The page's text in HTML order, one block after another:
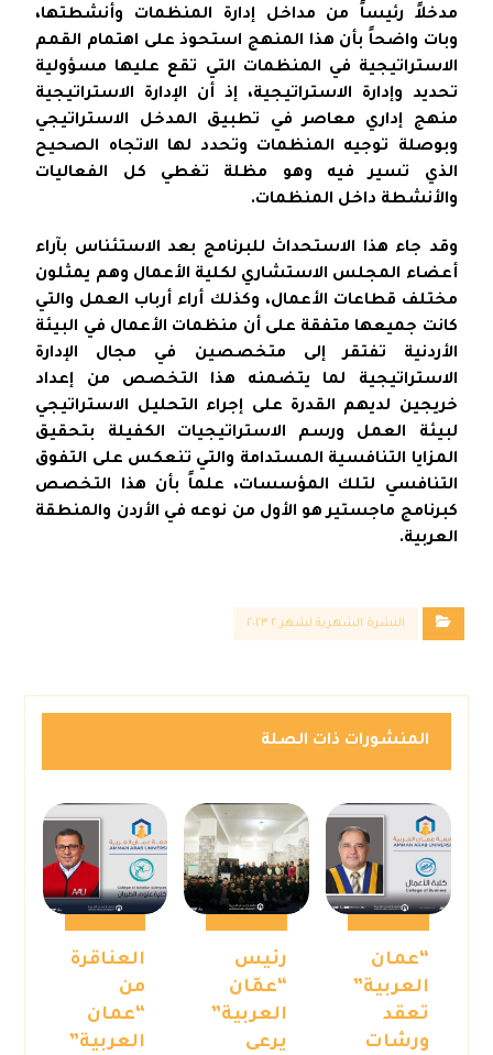
مدخلاً رئيساً من مداخل إدارة المنظمات وأنشطتها،
وبات واضحاً بأن هذا المنهج استحوذ على اهتمام القمم
الاستراتيجية في المنظمات التي تقع عليها مسؤولية
تحديد وإدارة الاستراتيجية، إذ أن الإدارة الاستراتيجية
منهج إداري معاصر في تطبيق المدخل الاستراتيجي
وبوصلة توجيه المنظمات وتحدد لها الاتجاه الصحيح
الذي تسير فيه وهو مظلة تغطي كل الفعاليات
والأنشطة داخل المنظمات.
وقد جاء هذا الاستحداث للبرنامج بعد الاستئناس بآراء
أعضاء المجلس الاستشاري لكلية الأعمال وهم يمثلون
مختلف قطاعات الأعمال، وكذلك أراء أرباب العمل والتي
كانت جميعها متفقة على أن منظمات الأعمال في البيئة
الأردنية تفتقر إلى متخصصين في مجال الإدارة
الاستراتيجية لما يتضمنه هذا التخصص من إعداد
خريجين لديهم القدرة على إجراء التحليل الاستراتيجي
لبيئة العمل ورسم الاستراتيجيات الكفيلة بتحقيق
المزايا التنافسية المستدامة والتي تنعكس على التفوق
التنافسي لتلك المؤسسات، علماً بأن هذا التخصص
كبرنامج ماجستير هو الأول من نوعه في الأردن والمنطقة
العربية.
النشرة الشهرية لشهر ٢ ٢٠٢٣
المنشورات ذات الصلة
“عمان
العربية”
تعقد
ورشات
رئيس
“عمّان
العربية”
يرعى
العناقرة
من
“عمان
العربية”